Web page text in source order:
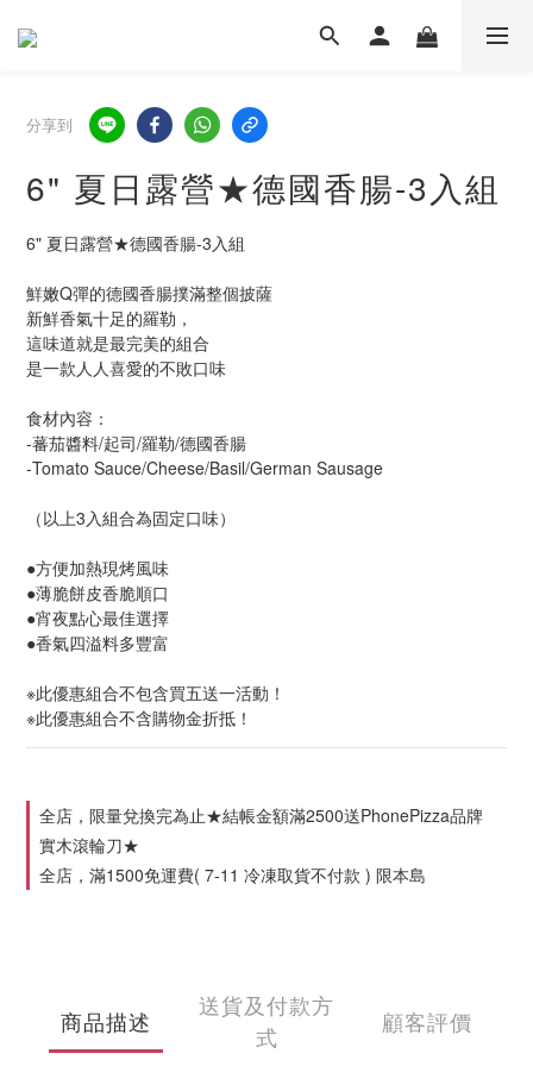
分享到
6" 夏日露營★德國香腸-3入組
6" 夏日露營★德國香腸-3入組
鮮嫩Q彈的德國香腸撲滿整個披薩
新鮮香氣十足的羅勒，
這味道就是最完美的組合
是一款人人喜愛的不敗口味
食材內容：
-蕃茄醬料/起司/羅勒/德國香腸
-Tomato Sauce/Cheese/Basil/German Sausage
（以上3入組合為固定口味）
●方便加熱現烤風味
●薄脆餅皮香脆順口
●宵夜點心最佳選擇
●香氣四溢料多豐富
※此優惠組合不包含買五送一活動！
※此優惠組合不含購物金折抵！
全店，限量兌換完為止★結帳金額滿2500送PhonePizza品牌
實木滾輪刀★
全店，滿1500免運費( 7-11 冷凍取貨不付款 ) 限本島
商品描述
送貨及付款方
式
顧客評價